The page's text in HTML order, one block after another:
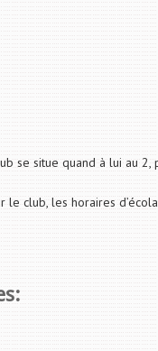
se situe quand à lui au 2,
le club, les horaires